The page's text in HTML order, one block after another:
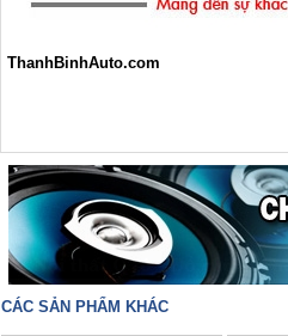
ThanhBinhAuto.com
CÁC SẢN PHẨM KHÁC